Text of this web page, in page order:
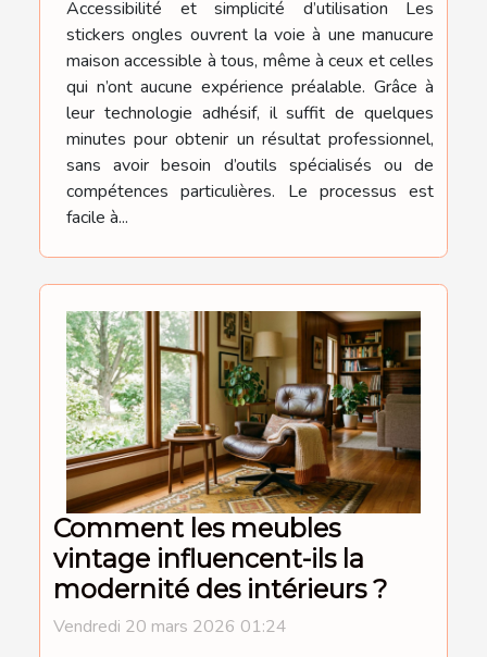
Accessibilité et simplicité d’utilisation Les
stickers ongles ouvrent la voie à une manucure
maison accessible à tous, même à ceux et celles
qui n’ont aucune expérience préalable. Grâce à
leur technologie adhésif, il suffit de quelques
minutes pour obtenir un résultat professionnel,
sans avoir besoin d’outils spécialisés ou de
compétences particulières. Le processus est
facile à...
Comment les meubles
vintage influencent-ils la
modernité des intérieurs ?
Vendredi 20 mars 2026 01:24